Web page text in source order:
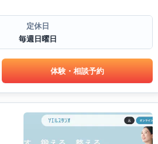
定休日
毎週日曜日
体験・相談予約